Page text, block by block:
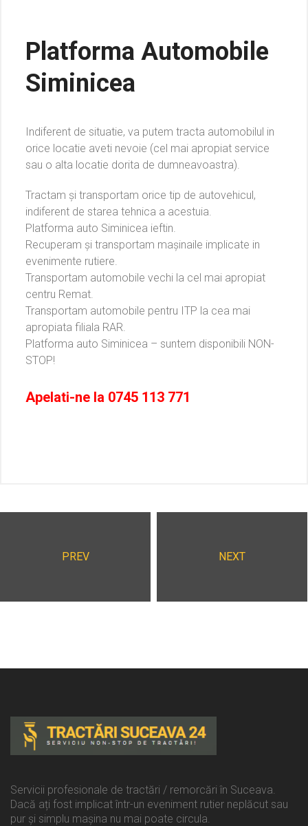
Platforma Automobile
Siminicea
Indiferent de situatie, va putem tracta automobilul in
orice locatie aveti nevoie (cel mai apropiat service
sau o alta locatie dorita de dumneavoastra).
Tractam și transportam orice tip de autovehicul,
indiferent de starea tehnica a acestuia.
Platforma auto Siminicea ieftin.
Recuperam și transportam mașinaile implicate in
evenimente rutiere.
Transportam automobile vechi la cel mai apropiat
centru Remat.
Transportam automobile pentru ITP la cea mai
apropiata filiala RAR.
Platforma auto Siminicea – suntem disponibili NON-
STOP!
Apelati-ne la 0745 113 771
PREV NEXT
Servicii profesionale de tractări / remorcări în Suceava.
Dacă ați fost implicat într-un eveniment rutier neplăcut sau
pur și simplu mașina nu mai poate circula.